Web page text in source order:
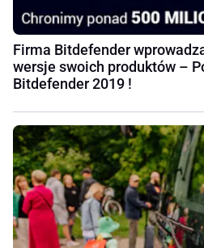
Firma Bitdefender
wersje swoich produktów –
Bitdefender 2019 !